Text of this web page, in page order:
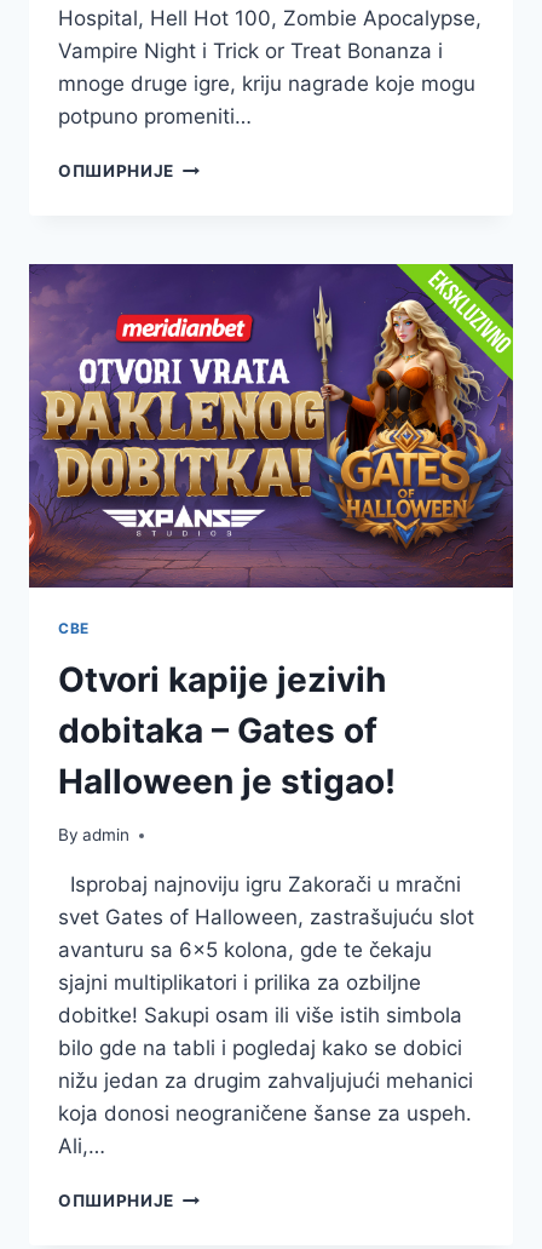
Hospital, Hell Hot 100, Zombie Apocalypse,
Vampire Night i Trick or Treat Bonanza i
mnoge druge igre, kriju nagrade koje mogu
potpuno promeniti…
ОПШИРНИЈЕ POSLEDNJA
MILIONE
ZAKORAČI
U
NEDELJU
STRAVE!
СВЕ
Otvori kapije jezivih
dobitaka – Gates of
Halloween je stigao!
By admin
Isprobaj najnoviju igru Zakorači u mračni
svet Gates of Halloween, zastrašujuću slot
avanturu sa 6×5 kolona, gde te čekaju
sjajni multiplikatori i prilika za ozbiljne
dobitke! Sakupi osam ili više istih simbola
bilo gde na tabli i pogledaj kako se dobici
nižu jedan za drugim zahvaljujući mehanici
koja donosi neograničene šanse za uspeh.
Ali,…
ОПШИРНИЈЕ OTVORI